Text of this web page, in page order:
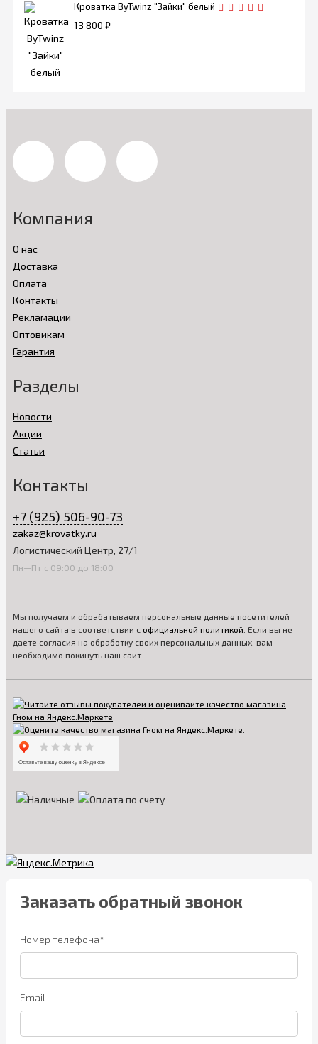
Кроватка ByTwinz "Зайки" белый
13 800 ₽
Компания
О нас
Доставка
Оплата
Контакты
Рекламации
Оптовикам
Гарантия
Разделы
Новости
Акции
Статьи
Контакты
+7 (925) 506-90-73
zakaz@krovatky.ru
Логистический Центр, 27/1
Пн—Пт с 09:00 до 18:00
Мы получаем и обрабатываем персональные данные посетителей
нашего сайта в соответствии с официальной политикой . Если вы не
даете согласия на обработку своих персональных данных, вам
необходимо покинуть наш сайт
Заказать обратный звонок
Номер телефона*
Email